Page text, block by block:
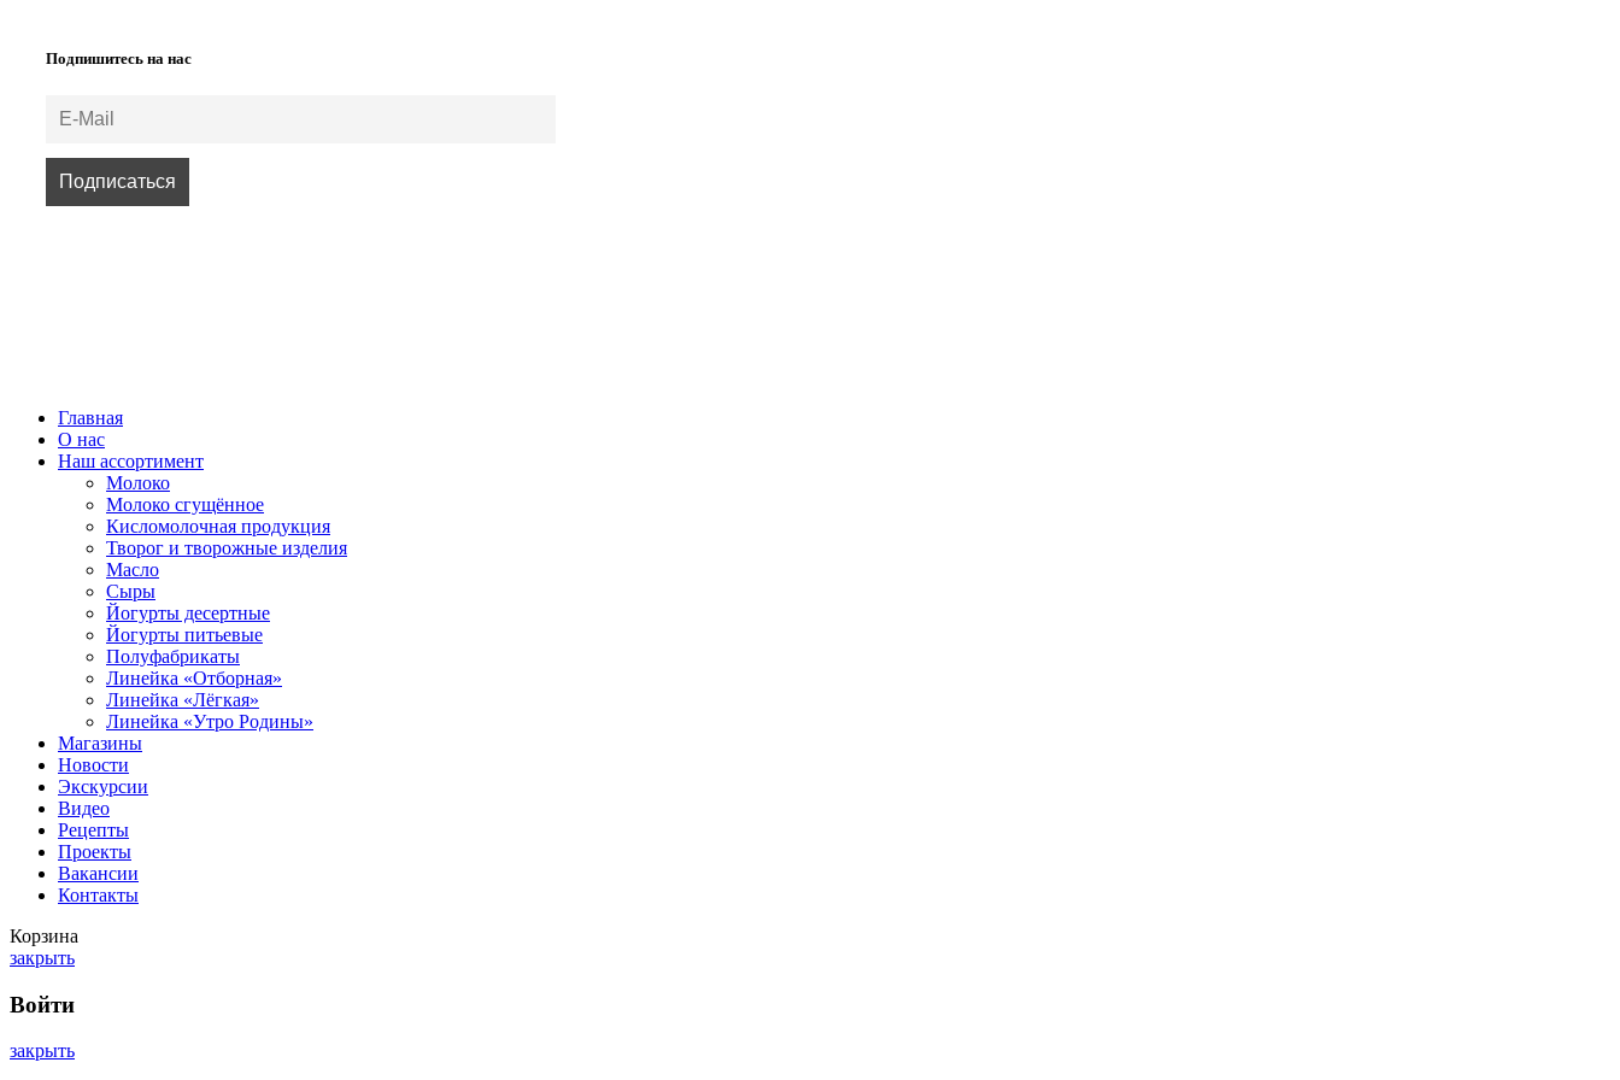
Подпишитесь на нас
Главная
О нас
Наш ассортимент
Молоко
Молоко сгущённое
Кисломолочная продукция
Творог и творожные изделия
Масло
Сыры
Йогурты десертные
Йогурты питьевые
Полуфабрикаты
Линейка «Отборная»
Линейка «Лёгкая»
Линейка «Утро Родины»
Магазины
Новости
Экскурсии
Видео
Рецепты
Проекты
Вакансии
Контакты
Корзина
закрыть
Войти
закрыть